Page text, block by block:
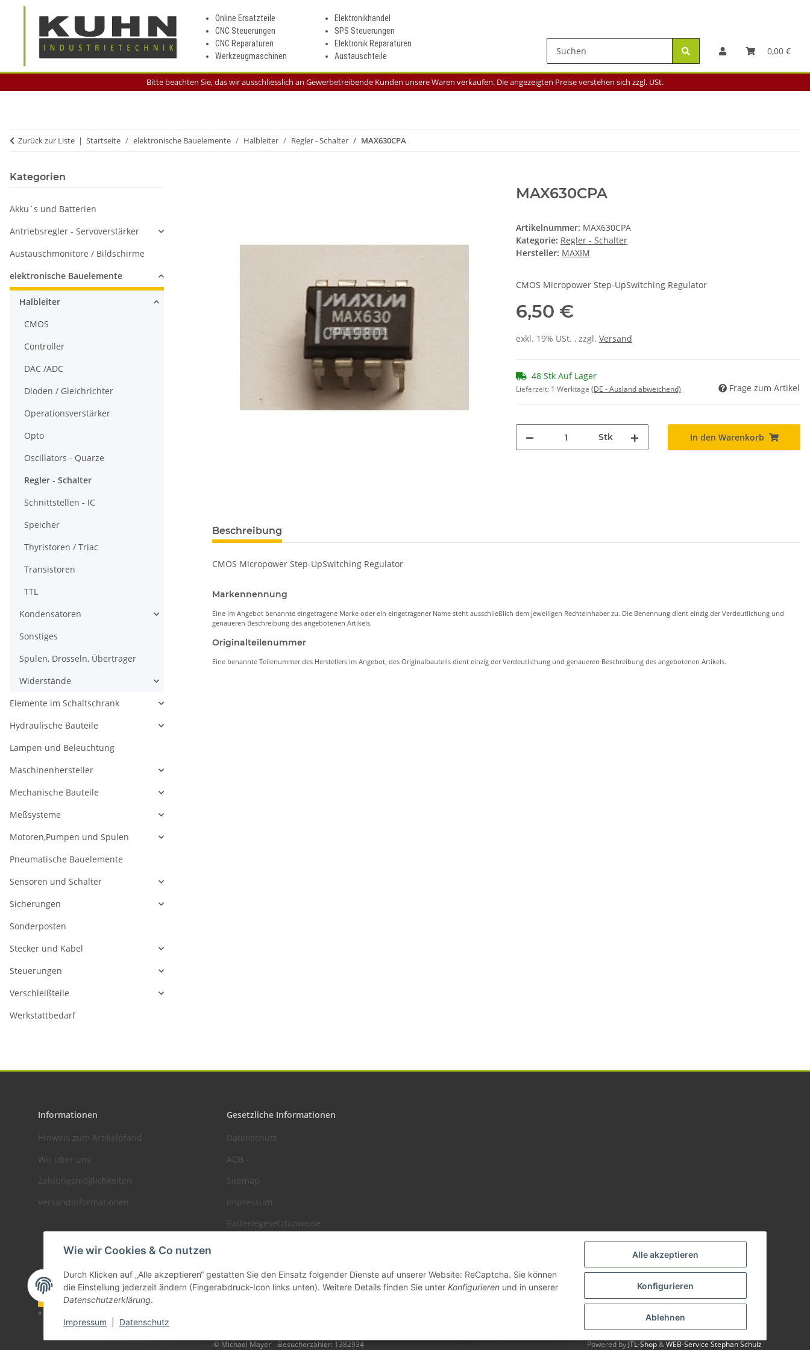
Alle akzeptieren
Konfigurieren
Ablehnen
Wie wir Cookies & Co nutzen
Durch Klicken auf „Alle akzeptieren“ gestatten Sie den Einsatz folgender Dienste auf unserer Website: ReCaptcha. Sie können
die Einstellung jederzeit ändern (Fingerabdruck-Icon links unten). Weitere Details finden Sie unter Konfigurieren und in unserer
Datenschutzerklärung.
Impressum Datenschutz
Online Ersatzteile
CNC Steuerungen
CNC Reparaturen
Werkzeugmaschinen
Elektronikhandel
SPS Steuerungen
Elektronik Reparaturen
Austauschteile
0,00 €
Bitte beachten Sie, das wir ausschliesslich an Gewerbetreibende Kunden unsere Waren verkaufen. Die angezeigten Preise verstehen sich zzgl. USt.
Zurück zur Liste Startseite elektronische Bauelemente Halbleiter Regler - Schalter MAX630CPA
MAX630CPA
Artikelnummer: MAX630CPA
Kategorie: Regler - Schalter
Hersteller: MAXIM
CMOS Micropower Step-UpSwitching Regulator
6,50 €
exkl. 19% USt. , zzgl. Versand
48 Stk Auf Lager
Lieferzeit: 1 Werktage (DE - Ausland abweichend) Frage zum Artikel
Stk In den Warenkorb
Beschreibung
CMOS Micropower Step-UpSwitching Regulator
Markennennung
Eine im Angebot benannte eingetragene Marke oder ein eingetragener Name steht ausschließlich dem jeweiligen Rechteinhaber zu. Die Benennung dient einzig der Verdeutlichung und
genaueren Beschreibung des angebotenen Artikels.
Originalteilenummer
Eine benannte Teilenummer des Herstellers im Angebot, des Originalbauteils dient einzig der Verdeutlichung und genaueren Beschreibung des angebotenen Artikels.
Kategorien
Akku´s und Batterien
Antriebsregler - Servoverstärker
Austauschmonitore / Bildschirme
elektronische Bauelemente
Halbleiter
CMOS
Controller
DAC /ADC
Dioden / Gleichrichter
Operationsverstärker
Opto
Oscillators - Quarze
Regler - Schalter
Schnittstellen - IC
Speicher
Thyristoren / Triac
Transistoren
TTL
Kondensatoren
Sonstiges
Spulen, Drosseln, Übertrager
Widerstände
Elemente im Schaltschrank
Hydraulische Bauteile
Lampen und Beleuchtung
Maschinenhersteller
Mechanische Bauteile
Meßsysteme
Motoren,Pumpen und Spulen
Pneumatische Bauelemente
Sensoren und Schalter
Sicherungen
Sonderposten
Stecker und Kabel
Steuerungen
Verschleißteile
Werkstattbedarf
Informationen
Hinweis zum Artikelpfand
Wir über uns
Zahlungsmöglichkeiten
Versandinformationen
Gesetzliche Informationen
Datenschutz
AGB
Sitemap
Impressum
Batteriegesetzhinweise
Vertrag widerrufen
* Alle Preise zzgl. gesetzlicher USt., zzgl.
© Michael Mayer Besucherzähler: 1382934 Powered byJTL-Shop&WEB-Service Stephan Schulz